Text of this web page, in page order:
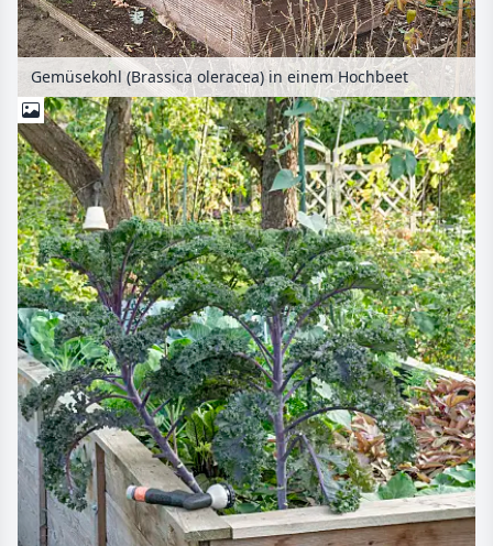
Gemüsekohl (Brassica oleracea) in einem Hochbeet